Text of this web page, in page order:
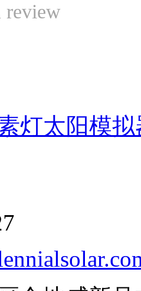
review
灯太阳模拟